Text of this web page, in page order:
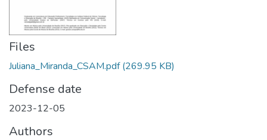
Files
Juliana_Miranda_CSAM.pdf(269.95 KB)
Defense date
2023-12-05
Authors